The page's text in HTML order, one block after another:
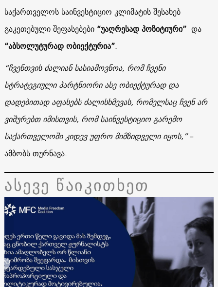
საქართველოს საინვესტიციო კლიმატის შესახებ
გაკეთებული შეფასებები “უაღრესად პოზიტიური” და
“აბსოლუტურად ობიექტურია”.
“ჩვენთვის ძალიან სასიამოვნოა, რომ ჩვენი
სტრატეგიული პარტნიორი ასე ობიექტურად და
დადებითად აფასებს ძალისხმევას, რომელსაც ჩვენ არ
ვიშურებთ იმისთვის, რომ საინვესტიციო გარემო
საქართველოში კიდევ უფრო მიმზიდველი იყოს,”–
ამბობს თურნავა.
ასევე წაიკითხეთ